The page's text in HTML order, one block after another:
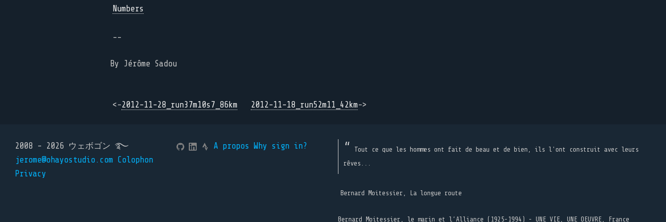
Numbers
--
By Jérôme Sadou
<-2012-11-28_run37m10s7_86km 2012-11-18_run52m11_42km->
2008 - 2026 ウェボゴン ࿐
jerome@ohayostudio.com Colophon
Privacy
A propos Why sign in?
Tout ce que les hommes ont fait de beau et de bien, ils l'ont construit avec leurs
rêves...
Bernard Moitessier, La longue route
Bernard Moitessier, le marin et l’Alliance (1925-1994) - UNE VIE, UNE OEUVRE, France